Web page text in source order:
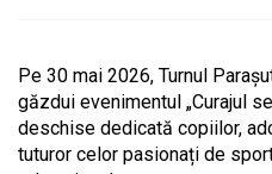
Pe 30 mai 2026, Turnul
găzdui evenimentul „Curajul
deschise dedicată copiilor,
tuturor celor pasionați de